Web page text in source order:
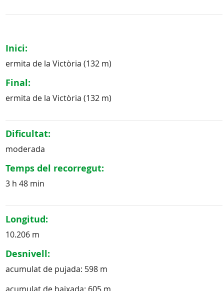
Inici:
ermita de la Victòria (132 m)
Final:
ermita de la Victòria (132 m)
Dificultat:
moderada
Temps del recorregut:
3 h 48 min
Longitud:
10.206 m
Desnivell:
acumulat de pujada: 598 m